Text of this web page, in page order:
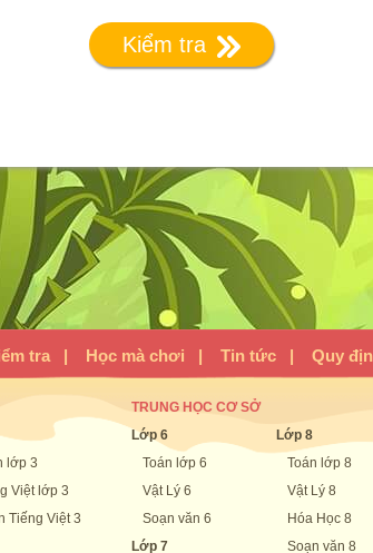
Kiểm tra
tra | Học mà chơi | Tin tức | Quy
lớp 3
Việt lớp 3
Tiếng Việt 3
TRUNG HỌC CƠ SỞ
Lớp 6
Toán lớp 6
Vật Lý 6
Soạn văn 6
Lớp 7
Lớp 8
Toán lớp 8
Vật Lý 8
Hóa Học 8
Soạn văn 8